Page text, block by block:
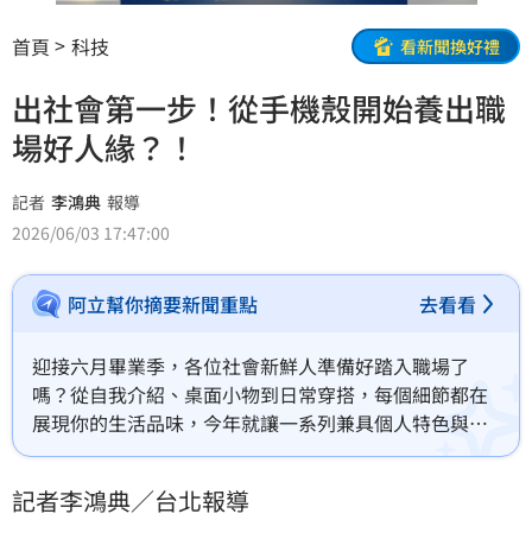
首頁 科技 看新聞換好禮
出社會第一步！從手機殼開始養出職
場好人緣？！
記者 李鴻典 報導
2026/06/03 17:47:00
阿立幫你摘要新聞重點 去看看
迎接六月畢業季，各位社會新鮮人準備好踏入職場了
嗎？從自我介紹、桌面小物到日常穿搭，每個細節都在
展現你的生活品味，今年就讓一系列兼具個人特色與話
題性的電子配件成為你在社交場合中自然破冰的最佳神
記者李鴻典／台北報導